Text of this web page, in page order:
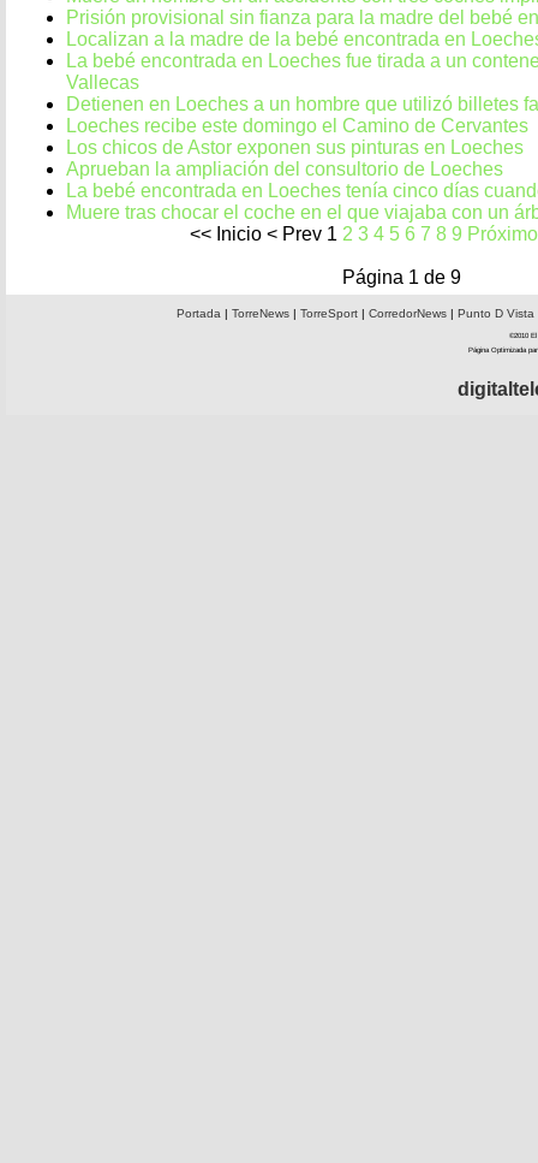
Prisión provisional sin fianza para la madre del bebé
Localizan a la madre de la bebé encontrada en
La bebé encontrada en Loeches fue tirada a un
Vallecas
Detienen en Loeches a un hombre que utilizó billetes
Loeches recibe este domingo el Camino de Cervantes
Los chicos de Astor exponen sus pinturas en Loeches
Aprueban la ampliación del consultorio de Loeches
La bebé encontrada en Loeches tenía cinco días
Muere tras chocar el coche en el que viajaba con un
<< Inicio < Prev 1 2 3 4 5 6 7 8 9 Próximo
Página 1 de 9
Portada | TorreNews| TorreSport| CorredorNews| Punto D Vista
©2010 El
Página Optimizada